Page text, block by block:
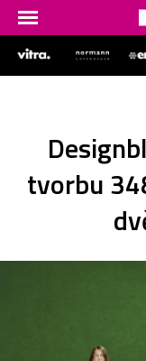
tvorbu